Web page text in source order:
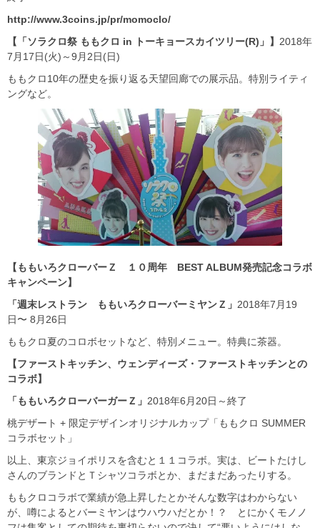
http://www.3coins.jp/pr/momoclo/
【「ソラクロ祭 ももクロ in トーキョースカイツリー(R)」】 2018年
7月17日(火)～9月2日(日)
ももクロ10年の歴史を振り返る天望回廊での展示品。特別ライティ
ングなど。
【ももいろクローバーＺ １０周年 BEST ALBUM発売記念コラボ
キャンペーン】
「週末レストラン ももいろクローバーミヤンＺ」 2018年7月19
日〜 8月26日
ももクロ夏のコロボセットなど、特別メニュー。特典に茶器。
【ファーストキッチン、ウェンディーズ・ファーストキッチンとの
コラボ】
「ももいろクローバーガーＺ」 2018年6月20日～終了
桃デザート + 限定デザインオリジナルカップ「ももクロ SUMMER
コラボセット」
以上、東京ジョイポリスを含むと１１コラボ。実は、ビートたけし
さんのブランドとＴシャツコラボとか、まだまだあったりする。
ももクロコラボで業績が急上昇したとかそんな数字はわからない
が、噂によるとバーミヤンはウハウハだとか！？ とにかくモノノ